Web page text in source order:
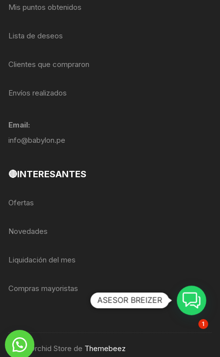
Mis puntos obtenidos
Lista de deseos
Clientes que compraron
Envíos realizados
Email:
info@babylon.pe
🔴INTERESANTES
Ofertas
Novedades
Liquidación del mes
Compras mayoristas
Tema Orchid Store de Themebeez
ASESOR BREIZER
1